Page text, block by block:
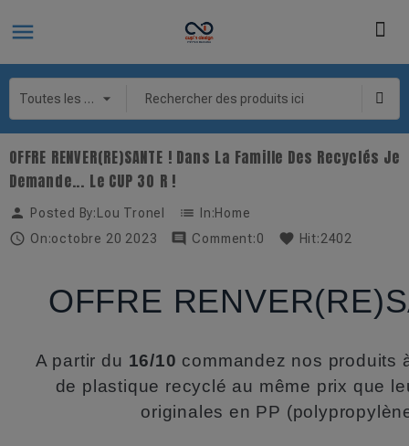
OFFRE RENVER(RE)SANTE ! Dans La Famille Des Recyclés Je
Demande... Le CUP 30 R !
person Posted By: Lou Tronel list In:Home
 On:octobre 20 2023 comment Comment:0 favorite Hit:2402
OFFRE
A partir du 16/10 commandez nos produits
de plastique recyclé au même prix que
originales en PP